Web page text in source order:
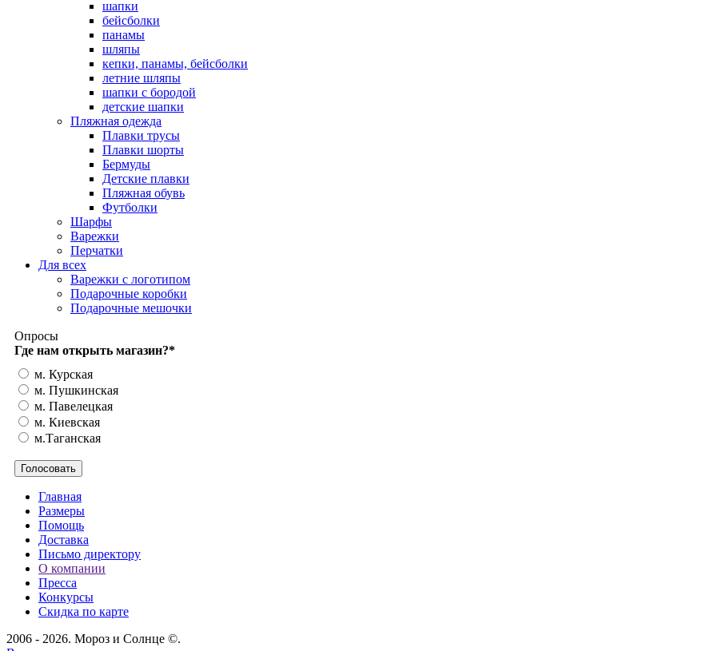
шапки
бейсболки
панамы
шляпы
кепки, панамы, бейсболки
летние шляпы
шапки с бородой
детские шапки
Пляжная одежда
Плавки трусы
Плавки шорты
Бермуды
Детские плавки
Пляжная обувь
Футболки
Шарфы
Варежки
Перчатки
Для всех
Варежки с логотипом
Подарочные коробки
Подарочные мешочки
Опросы
Где нам открыть магазин?*
м. Курская
м. Пушкинская
м. Павелецкая
м. Киевская
м.Таганская
Главная
Размеры
Помощь
Доставка
Письмо директору
О компании
Пресса
Конкурсы
Скидка по карте
2006 - 2026. Мороз и Солнце ©.